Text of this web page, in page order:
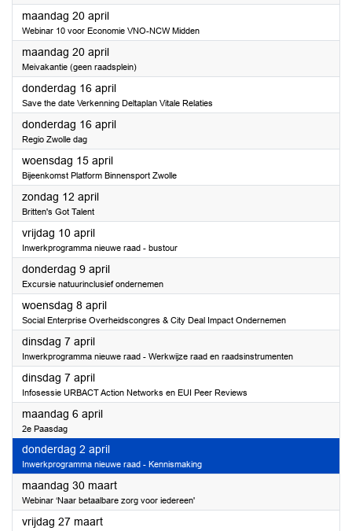
maandag 20 april2026
Webinar 10 voor Economie VNO-NCW Midden
maandag 20 april2026
Meivakantie (geen raadsplein)
donderdag 16 april2026
Save the date Verkenning Deltaplan Vitale Relaties
donderdag 16 april2026
Regio Zwolle dag
woensdag 15 april2026
Bijeenkomst Platform Binnensport Zwolle
zondag 12 april2026
Britten's Got Talent
vrijdag 10 april2026
Inwerkprogramma nieuwe raad - bustour
donderdag 9 april2026
Excursie natuurinclusief ondernemen
woensdag 8 april2026
Social Enterprise Overheidscongres & City Deal Impact Ondernemen
dinsdag 7 april2026
Inwerkprogramma nieuwe raad - Werkwijze raad en raadsinstrumenten
dinsdag 7 april2026
Infosessie URBACT Action Networks en EUI Peer Reviews
maandag 6 april2026
2e Paasdag
donderdag 2 april2026
Inwerkprogramma nieuwe raad - Kennismaking
maandag 30 maart2026
Webinar ‘Naar betaalbare zorg voor iedereen'
vrijdag 27 maart2026